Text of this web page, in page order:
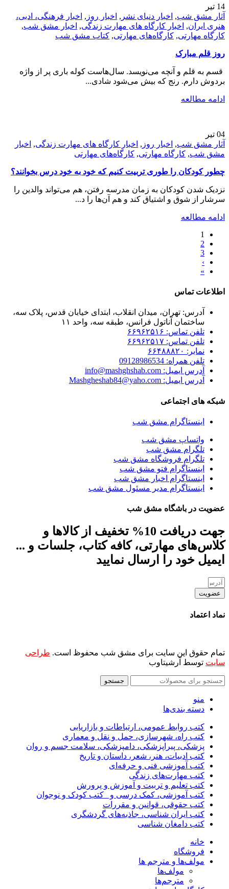
14 تیر
آثار مشق شب, اخبار دنیای نشر , اخبار روز , اخبار فرهنگی، ادبی،
هنری ایران, اخبار کارگاه های مهارت زندگی, اخبار مشق شب,
کارگاه مهارتی, کارگاه‌های مهارتی, کتاب مشق شب
روز قلم مبارک
قسم به قلم و آنچه می‌نویسد. سال‌هاست کوله باری پر از واژه
بردوش دارم. رنج که بیش می‌شود شادی...
ادامه مطالعه
04 تیر
آثار مشق شب, اخبار روز , اخبار کارگاه های مهارت زندگی, اخبار
مشق شب, کارگاه مهارتی, کارگاه‌های مهارتی
چطور کودکان را طوری تربیت کنیم که خود به خود درس بخوانند؟
نزدیک شدن کودکان به زمان مدرسه رفتن، هم می‌تواند والدین را
سرشار از شوق و اشتیاق کند و هم آن‌ها را د...
ادامه مطالعه
1
2
3
›
»
اطلاعات تماس
آدرس: تهران، میدان انقلاب، ابتدای خیابان قدس، پلاک سه،
ساختمان آناتول فرانس، طبقه سه، واحد ۱۱
تلفن تماس: ۶۶۹۶۲۵۱۶
تلفن تماس: ۶۶۹۶۲۵۱۷
نمابر: ۶۶۴۸۸۸۲۰
تلفن همراه: 09128986534
آدرس ایمیل: info@mashghshab.com
آدرس ایمیل: Mashgheshab84@yaho.com
شبکه های اجتماعی
اینستاگرام مشق شب
واتساپ مشق شب
تلگرام مشق شب
تلگرام فروشگاه مشق شب
اینستاگرام فتو مشق شب
اینستاگرام اخبار مشق شب
اینستاگرام مدیر مسئول مشق شب
عضویت در باشگاه مشق شب
جهت دریافت 10% تخفیف از کالاها و
کلاس‌های مهارتی، کافه کتاب، جلسات و ...
ایمیل خود را ارسال نمایید
عضویت
نماد اعتماد
تمام حقوق این سایت برای مشق شب محفوظ است. طراحی
سایت توسط آرشیتاوب
جستجو
منو
دسته بندی‌ها
کتب روابط عمومی، ارتباطات و بازاریابی
کتب راه، شهرسازی، حمل و نقل و معماری
پزشکی، پیراپزشکی، دامپزشکی، سلامت جسم و روان
کتب ادبیات، هنر، شعر، داستان و تاریخ
کتب آموزشی فنی و حرفه‌ای
کتب مهارت‌های زندگی
کتب تعلیم و تربیت و آموزش و پرورش
کتب آموزشی، کمک درسی و _کتب کودک و نوجوان
کتب حقوقی، قوانین و مقررات
کتب ایران شناسی، جاذبه‌های گردشگری
کتب دامغان شناسی
خانه
فروشگاه
مولف‌ها و مترجم ها
مولف‌ها
مترجم‌ها